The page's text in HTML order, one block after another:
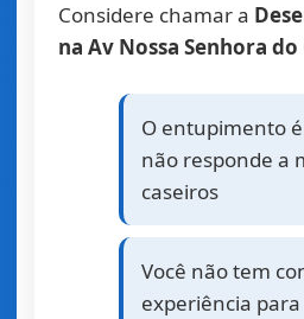
Considere chamar a
na Av Nossa Senhora do
O entupimento
não responde a
caseiros
Você não tem
experiência